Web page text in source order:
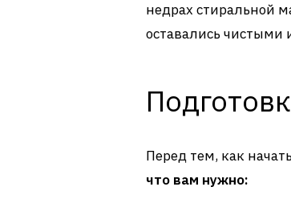
недрах стиральной
оставались чистыми
Перед тем, как
что вам нужно: